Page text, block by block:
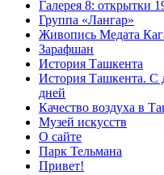
Галерея 8: открытки
Группа «Лангар»
Живопись Медата
Зарафшан
История Ташкента
История Ташкента. С
дней
Качество воздуха в
Музей искусств
О сайте
Парк Тельмана
Привет!